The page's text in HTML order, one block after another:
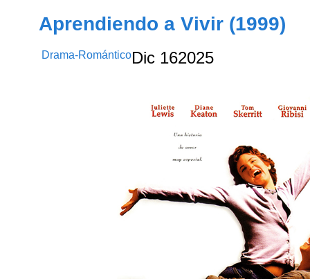
Aprendiendo a Vivir (1999)
Drama-RománticoDic 162025